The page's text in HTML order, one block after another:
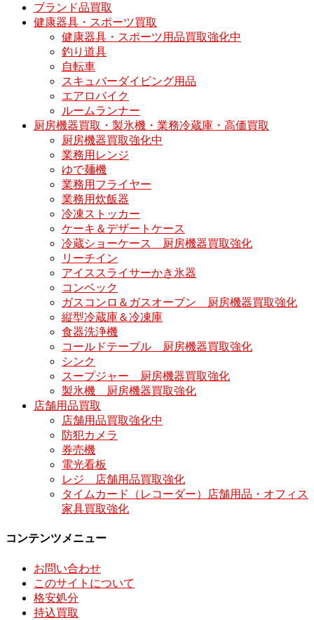
ブランド品買取
健康器具・スポーツ買取
健康器具・スポーツ用品買取強化中
釣り道具
自転車
スキュバーダイビング用品
エアロバイク
ルームランナー
厨房機器買取・製氷機・業務冷蔵庫・高価買取
厨房機器買取強化中
業務用レンジ
ゆで麺機
業務用フライヤー
業務用炊飯器
冷凍ストッカー
ケーキ＆デザートケース
冷蔵ショーケース 厨房機器買取強化
リーチイン
アイススライサーかき氷器
コンベック
ガスコンロ＆ガスオーブン 厨房機器買取強化
縦型冷蔵庫＆冷凍庫
食器洗浄機
コールドテーブル 厨房機器買取強化
シンク
スープジャー 厨房機器買取強化
製氷機 厨房機器買取強化
店舗用品買取
店舗用品買取強化中
防犯カメラ
券売機
電光看板
レジ 店舗用品買取強化
タイムカード（レコーダー）店舗用品・オフィス
家具買取強化
コンテンツメニュー
お問い合わせ
このサイトについて
格安処分
持込買取